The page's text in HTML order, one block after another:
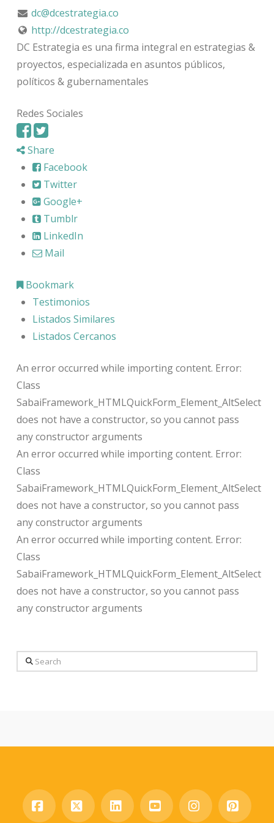
dc@dcestrategia.co
http://dcestrategia.co
DC Estrategia es una firma integral en estrategias &
proyectos, especializada en asuntos públicos,
políticos & gubernamentales
Redes Sociales
Share
Facebook
Twitter
Google+
Tumblr
LinkedIn
Mail
Bookmark
Testimonios
Listados Similares
Listados Cercanos
An error occurred while importing content. Error:
Class
SabaiFramework_HTMLQuickForm_Element_AltSelect
does not have a constructor, so you cannot pass
any constructor arguments
An error occurred while importing content. Error:
Class
SabaiFramework_HTMLQuickForm_Element_AltSelect
does not have a constructor, so you cannot pass
any constructor arguments
An error occurred while importing content. Error:
Class
SabaiFramework_HTMLQuickForm_Element_AltSelect
does not have a constructor, so you cannot pass
any constructor arguments
Search